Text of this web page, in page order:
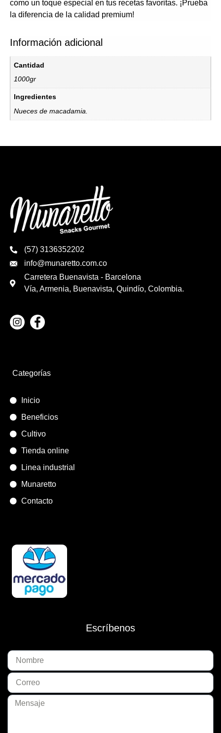
como un toque especial en tus recetas favoritas. ¡Prueba
la diferencia de la calidad premium!
Información adicional
Cantidad
1000gr
Ingredientes
Nueces de macadamia.
(57) 3136352202
info@munaretto.com.co
Carretera Buenavista - Barcelona
Vía, Armenia, Buenavista, Quindío, Colombia.
Categorías
Inicio
Beneficios
Cultivo
Tienda online
Linea industrial
Munaretto
Contacto
Escríbenos